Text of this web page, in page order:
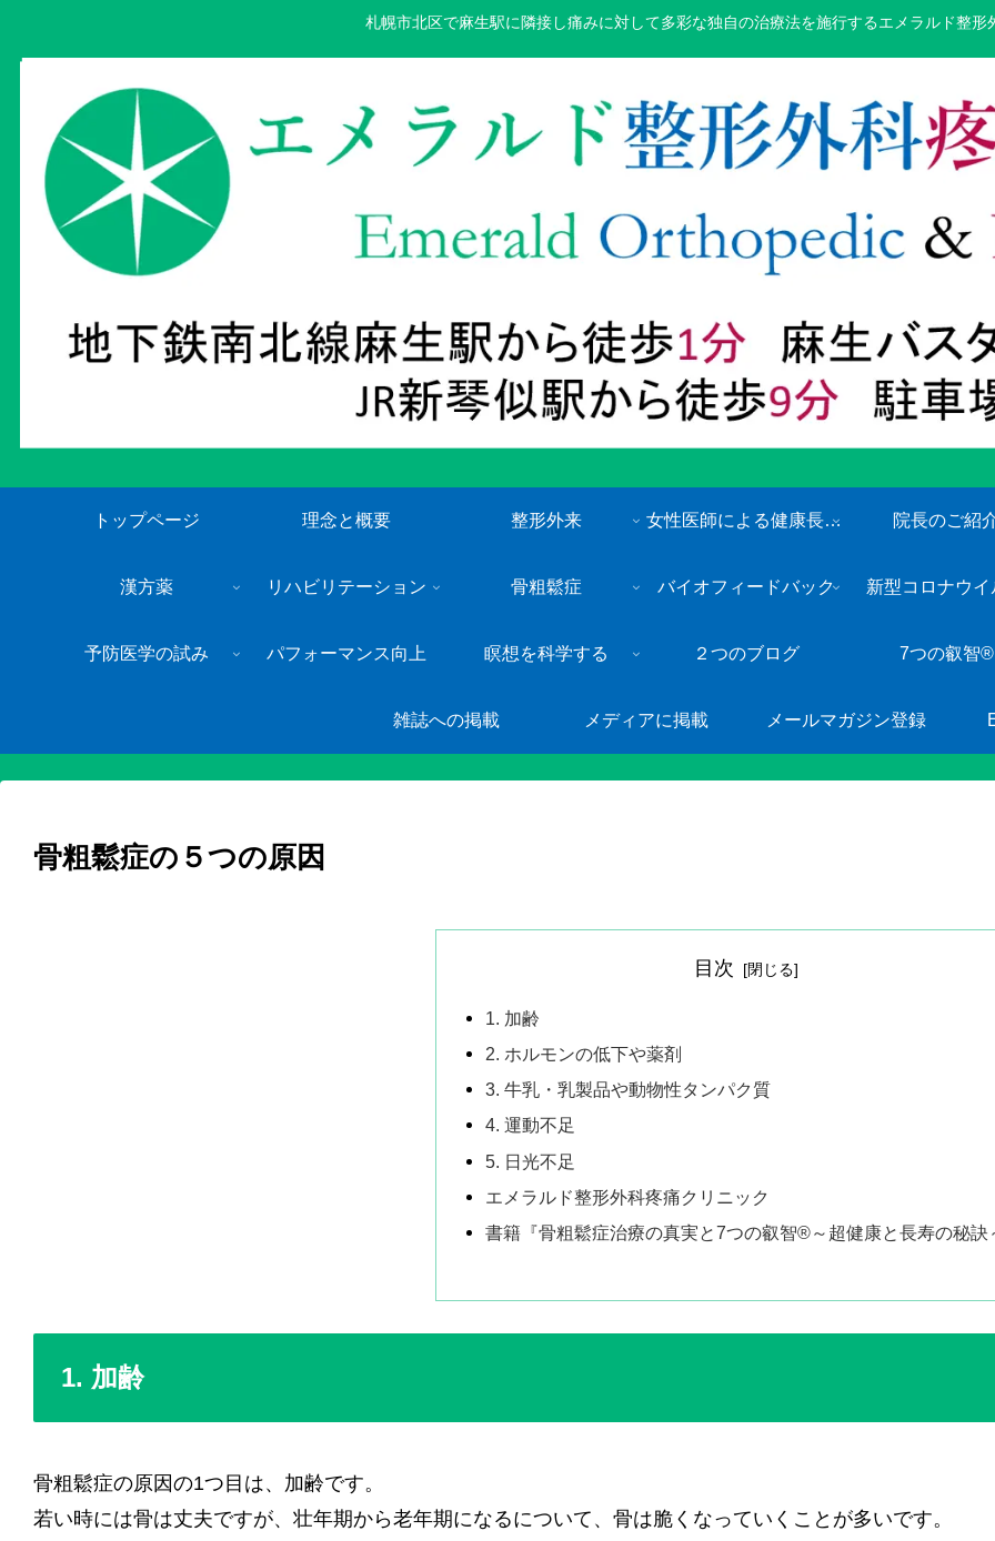
札幌市北区で麻生駅に隣接し痛みに対して多彩な独自の治療法を施行するエメラルド整形
トップページ 理念と概要 整形外来 女性医師による健康長寿・総合内科外来 院長のご紹
漢方薬 リハビリテーション 骨粗鬆症 バイオフィードバック 新型コロナウイ
予防医学の試み パフォーマンス向上 瞑想を科学する ２つのブログ 7つの叡智®
雑誌への掲載 メディアに掲載 メールマガジン登録
骨粗鬆症の５つの原因
目次
1. 加齢
2. ホルモンの低下や薬剤
3. 牛乳・乳製品や動物性タンパク質
4. 運動不足
5. 日光不足
エメラルド整形外科疼痛クリニック
書籍『骨粗鬆症治療の真実と7つの叡智®～超健康と長寿の秘訣
1. 加齢
骨粗鬆症の原因の1つ目は、加齢です。
若い時には骨は丈夫ですが、壮年期から老年期になるについて、骨は脆くなっていくことが多いです。